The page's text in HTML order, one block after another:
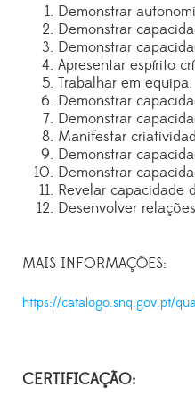
Demonstrar
Demonstrar
Demonstrar
Apresentar espírito
Trabalhar em equipa.
Demonstrar
Demonstrar
Manifestar
Demonstrar
Demonstrar
Revelar capacidade
Desenvolver
MAIS INFORMAÇÕES:
https://catalogo.snq.gov.pt/
CERTIFICAÇÃO: